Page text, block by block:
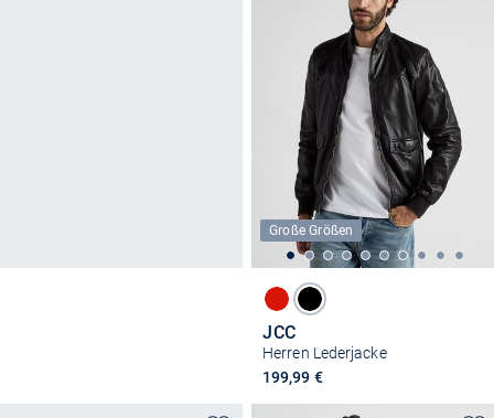
Große Größen
JCC
Herren Lederjacke
199,99 €